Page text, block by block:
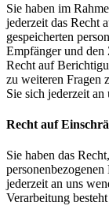
Sie haben im
jederzeit das Recht
gespeicherten
Empfänger und
Recht auf
zu weiteren Fragen
Sie sich jederzeit an
Recht auf
Sie haben das
jederzeit an uns
Verarbeitung